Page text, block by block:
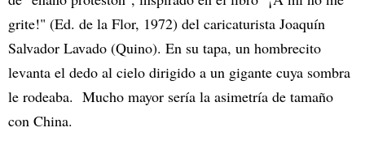
grite!" (Ed. de la Flor, 1972) del caricaturista Joaquín
Salvador Lavado (Quino). En su tapa, un hombrecito
levanta el dedo al cielo dirigido a un gigante cuya sombra
le rodeaba. Mucho mayor sería la asimetría de tamaño
con China.